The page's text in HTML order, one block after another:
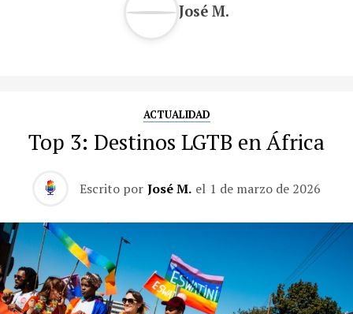
José M.
ACTUALIDAD
Top 3: Destinos LGTB en África
Escrito por José M. el 1 de marzo de 2026